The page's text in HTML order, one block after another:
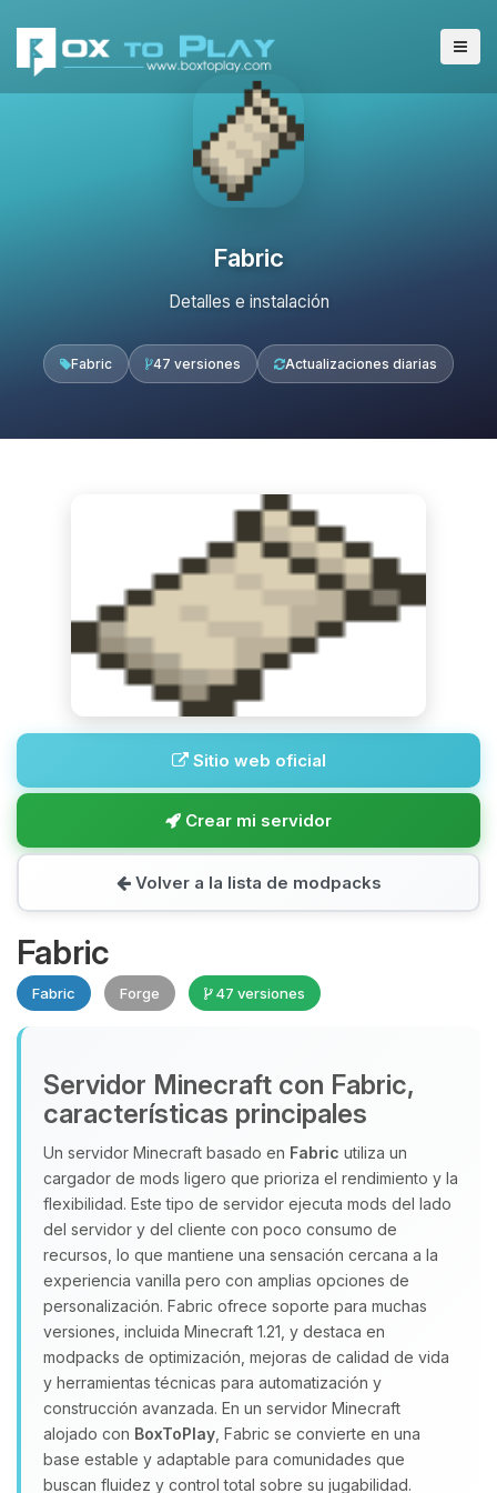
Fabric
Detalles e instalación
Fabric 47 versiones Actualizaciones diarias
Sitio web oficial
Crear mi servidor
Volver a la lista de modpacks
Fabric
Fabric Forge 47 versiones
Servidor Minecraft con Fabric,
características principales
Un servidor Minecraft basado en Fabric utiliza un
cargador de mods ligero que prioriza el rendimiento y la
flexibilidad. Este tipo de servidor ejecuta mods del lado
del servidor y del cliente con poco consumo de
recursos, lo que mantiene una sensación cercana a la
experiencia vanilla pero con amplias opciones de
personalización. Fabric ofrece soporte para muchas
versiones, incluida Minecraft 1.21, y destaca en
modpacks de optimización, mejoras de calidad de vida
y herramientas técnicas para automatización y
construcción avanzada. En un servidor Minecraft
alojado con BoxToPlay , Fabric se convierte en una
base estable y adaptable para comunidades que
buscan fluidez y control total sobre su jugabilidad.
Yupi, por fin alguien con quien
hablar! Soy Choupy, tu pequeno
asistente de BoxToPlay. Cuentame
que necesitas y moveré mis
pequenos circuitos para ayudarte.
08/08/2026 01:31